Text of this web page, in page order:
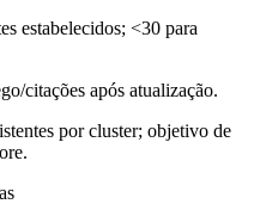
estabelecidos; <30 para
citações após atualização.
por cluster; objetivo de